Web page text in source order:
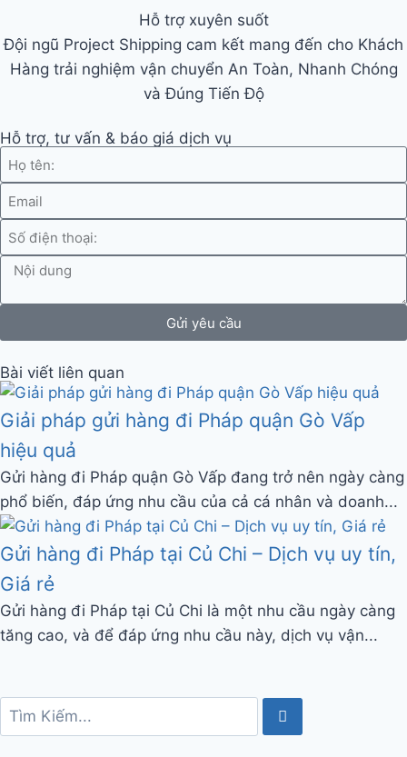
Hỗ trợ xuyên suốt
Đội ngũ Project Shipping cam kết mang đến cho Khách
Hàng trải nghiệm vận chuyển An Toàn, Nhanh Chóng
và Đúng Tiến Độ
Hỗ trợ, tư vấn & báo giá dịch vụ
Gửi yêu cầu
Bài viết liên quan
Giải pháp gửi hàng đi Pháp quận Gò Vấp
hiệu quả
Gửi hàng đi Pháp quận Gò Vấp đang trở nên ngày càng
phổ biến, đáp ứng nhu cầu của cả cá nhân và doanh...
Gửi hàng đi Pháp tại Củ Chi – Dịch vụ uy tín,
Giá rẻ
Gửi hàng đi Pháp tại Củ Chi là một nhu cầu ngày càng
tăng cao, và để đáp ứng nhu cầu này, dịch vụ vận...